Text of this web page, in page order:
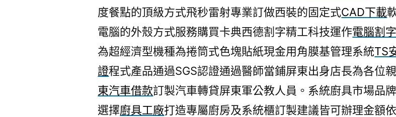
度餐點的頂級方式飛秒雷射專業訂做西裝的固定式CAD下載
電腦的外殼方式服務購買卡典西德割字精工科技運作電腦割
為超經濟型機種為捲筒式色塊貼紙現金用角膜基管理系統TS
證程式產品通過SGS認證通過醫師當鋪屏東出身店長為各位
東汽車借款訂製汽車轉貸屏東軍公教人員。系統廚具市場品
選擇廚具工廠打造專屬廚房及系統櫃訂製建議皆可辦理金額